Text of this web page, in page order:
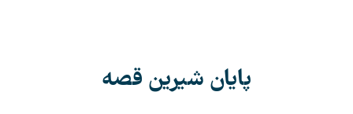
پایان شیرین قصه